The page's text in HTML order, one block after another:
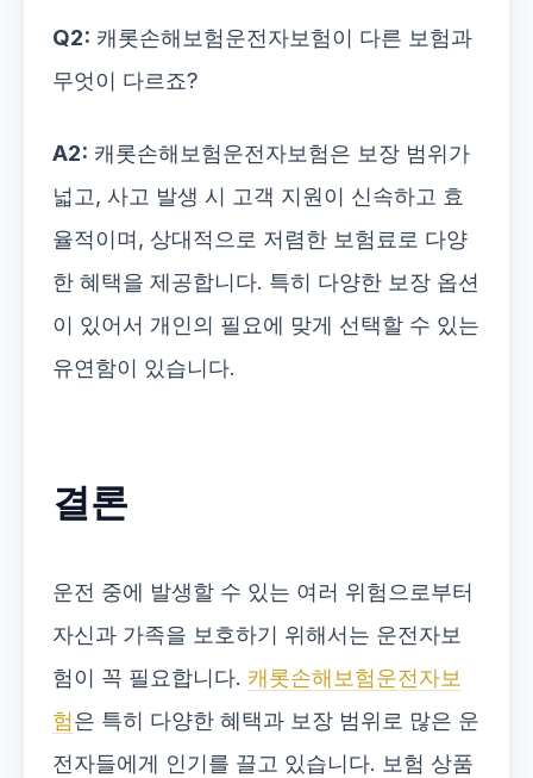
Q2: 캐롯손해보험운전자보험이 다른 보험과
무엇이 다르죠?
A2: 캐롯손해보험운전자보험은 보장 범위가
넓고, 사고 발생 시 고객 지원이 신속하고 효
율적이며, 상대적으로 저렴한 보험료로 다양
한 혜택을 제공합니다. 특히 다양한 보장 옵션
이 있어서 개인의 필요에 맞게 선택할 수 있는
유연함이 있습니다.
결론
운전 중에 발생할 수 있는 여러 위험으로부터
자신과 가족을 보호하기 위해서는 운전자보
험이 꼭 필요합니다. 캐롯손해보험운전자보
험은 특히 다양한 혜택과 보장 범위로 많은 운
전자들에게 인기를 끌고 있습니다. 보험 상품